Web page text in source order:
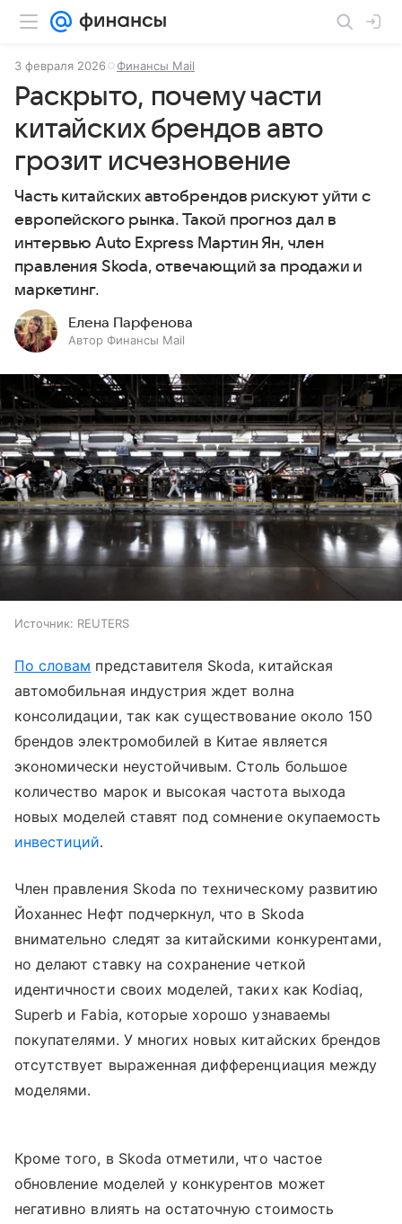
3 февраля 2026 Финансы Mail
Раскрыто, почему части
китайских брендов авто
грозит исчезновение
Часть китайских автобрендов рискуют уйти с
европейского рынка. Такой прогноз дал в
интервью Auto Express Мартин Ян, член
правления Skoda, отвечающий за продажи и
маркетинг.
Елена Парфенова
Автор Финансы Mail
Источник: REUTERS
По словам представителя Skoda, китайская
автомобильная индустрия ждет волна
консолидации, так как существование около 150
брендов электромобилей в Китае является
экономически неустойчивым. Столь большое
количество марок и высокая частота выхода
новых моделей ставят под сомнение окупаемость
инвестиций.
Член правления Skoda по техническому развитию
Йоханнес Нефт подчеркнул, что в Skoda
внимательно следят за китайскими конкурентами,
но делают ставку на сохранение четкой
идентичности своих моделей, таких как Kodiaq,
Superb и Fabia, которые хорошо узнаваемы
покупателями. У многих новых китайских брендов
отсутствует выраженная дифференциация между
моделями.
Кроме того, в Skoda отметили, что частое
обновление моделей у конкурентов может
негативно влиять на остаточную стоимость